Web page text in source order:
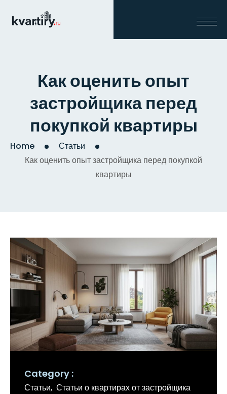
Как оценить опыт
застройщика перед
покупкой квартиры
Home
Статьи
Как оценить опыт застройщика перед покупкой
квартиры
Category
Статьи Статьи о квартирах от застройщика